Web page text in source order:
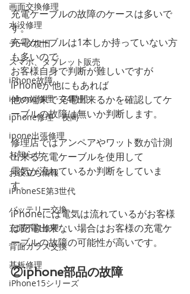
画面交換修理
水没修理
データ復旧
スマホ、タブレット販売
iPhone故障
iphone修理 24時間
iphone修理 夜間
ipone出張修理
お知らせ
お役立ち情報
iPhoneSE第3世代
バッテリー交換
充電不良修理
背面ガラス交換
基板修理
iPhone15シリーズ
充電ケーブルの故障のケースは多いで
す。
充電ケーブルは1本しか持っていない方
も多いので
お客様自身で判断が難しいですが
iPhoneが他にもあれば
他の端末で充電出来るかを確認してケ
ーブルの故障は無いか判断します。
修理店ではアンペアやワット数が計測
出来る充電ケーブルを使用して
電気が流れているか判断をしていま
す。
iPhoneには電気は流れているがお客様
は充電出来ない場合はお客様の充電ケ
ーブルの故障の可能性が高いです。
②iphone部品の故障